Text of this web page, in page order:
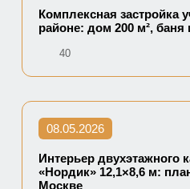
Комплексная застройка
районе: дом 200 м², баня
40
08.05.2026
Интерьер двухэтажного
«Нордик» 12,1×8,6 м:
Москве